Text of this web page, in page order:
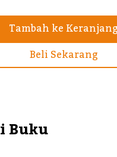
Tambah ke Keranjang
Beli Sekarang
Buku